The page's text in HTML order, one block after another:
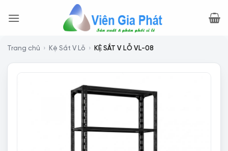
qua
dungTrang chủ › Kệ Sắt V Lỗ › KỆ SẮT V LỖ VL-08